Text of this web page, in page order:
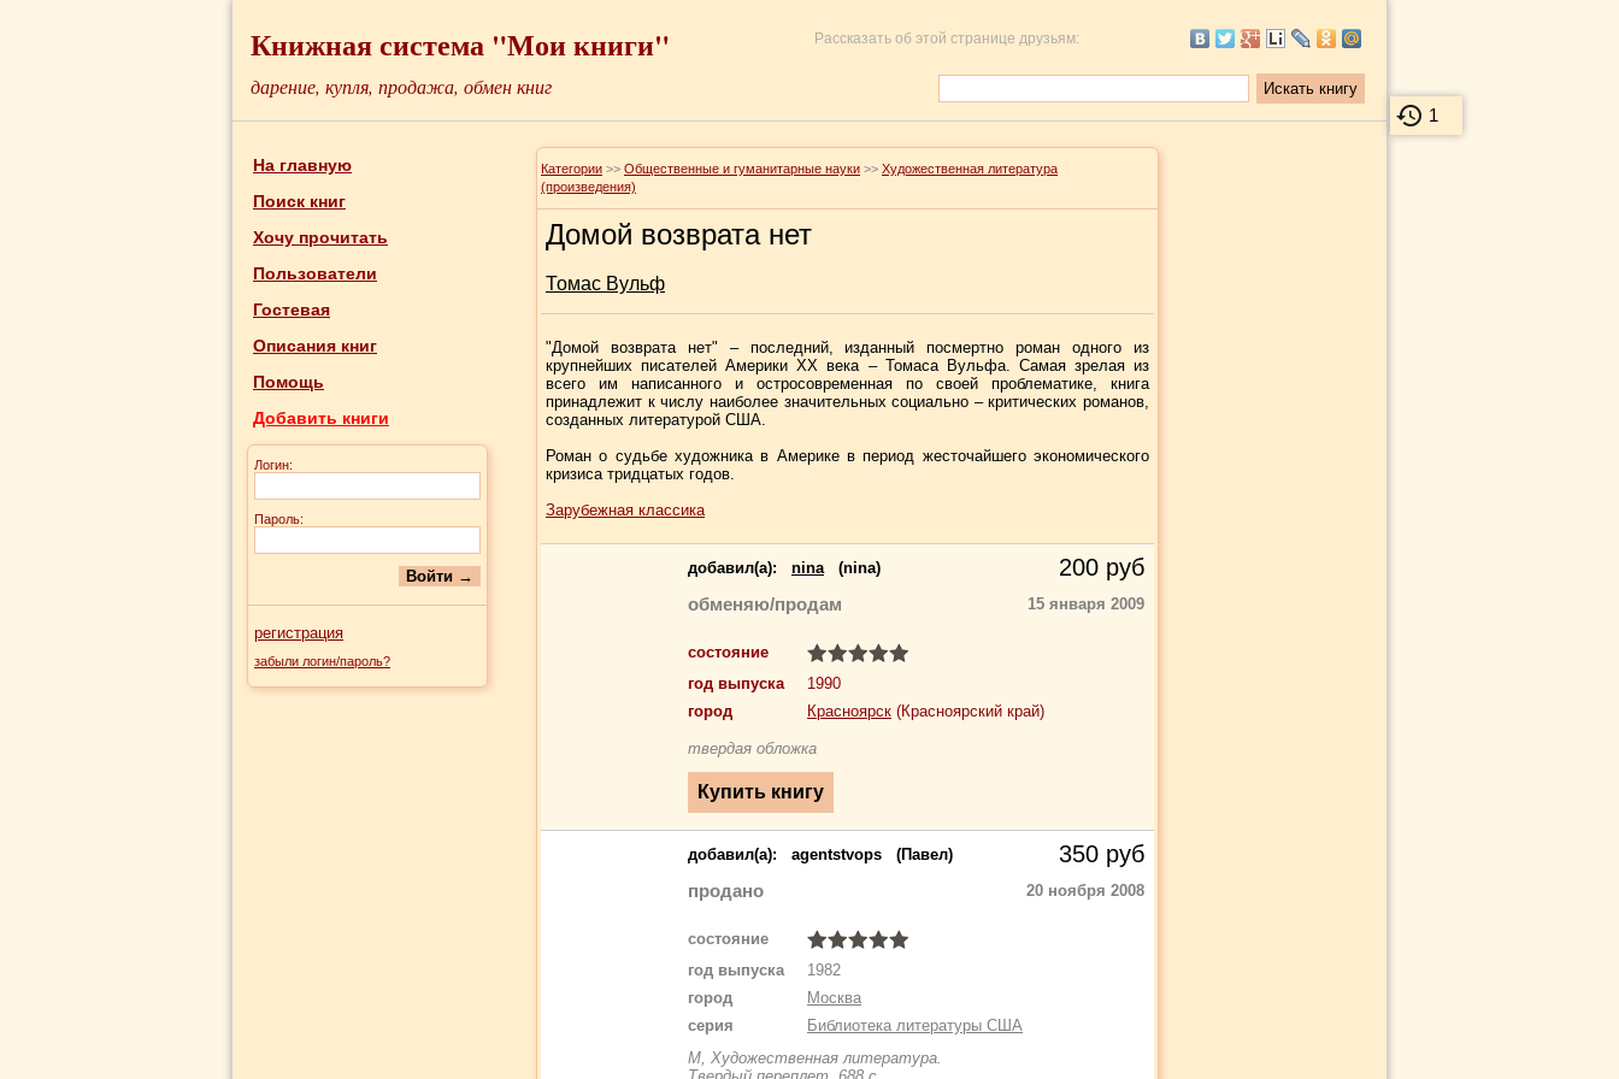
1
Книжная система "Мои книги" Рассказать об этой странице друзьям:
дарение, купля, продажа, обмен книг
На главную
Поиск книг
Хочу прочитать
Пользователи
Гостевая
Описания книг
Помощь
Добавить книги
Логин:
Пароль:
регистрация
забыли логин/пароль?
Категории >> Общественные и гуманитарные науки >> Художественная литература
(произведения)
Домой возврата нет
Томас Вульф
"Домой возврата нет" – последний, изданный посмертно роман одного из
крупнейших писателей Америки XX века – Томаса Вульфа. Самая зрелая из
всего им написанного и остросовременная по своей проблематике, книга
принадлежит к числу наиболее значительных социально – критических романов,
созданных литературой США.
Роман о судьбе художника в Америке в период жесточайшего экономического
кризиса тридцатых годов.
Зарубежная классика
добавил(a): nina (nina) 200 руб
обменяю/продам 15 января 2009
состояние
год выпуска
1990
город
Красноярск (Красноярский край)
твердая обложка
добавил(a): agentstvops (Павел) 350 руб
продано 20 ноября 2008
состояние
год выпуска
1982
город
Москва
серия
Библиотека литературы США
М, Художественная литература.